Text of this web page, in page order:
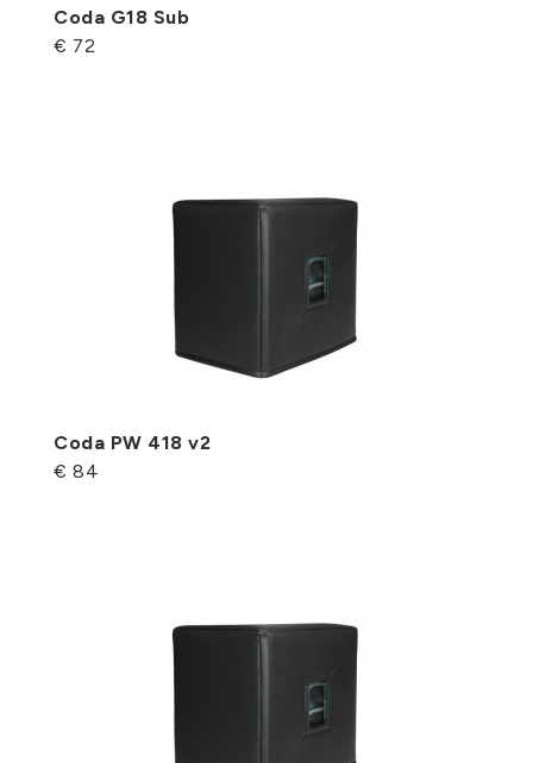
Coda G18 Sub
€ 72
Coda PW 418 v2
€ 84